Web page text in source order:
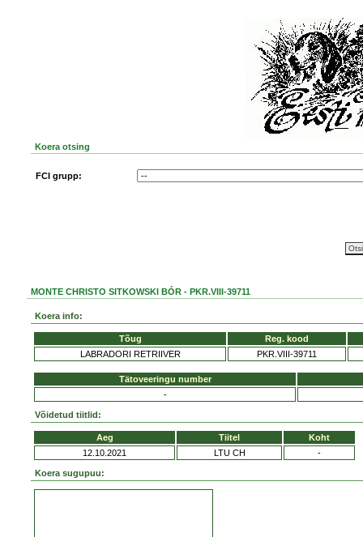
Koera otsing
FCI grupp:
MONTE CHRISTO SITKOWSKI BÓR - PKR.VIII-39711
Koera info:
Tõug
Reg. kood
LABRADORI RETRIIVER
PKR.VIII-39711
Tätoveeringu number
-
Võidetud tiitlid:
Aeg Tiitel
Koht
12.10.2021
LTU CH -
Koera sugupuu: